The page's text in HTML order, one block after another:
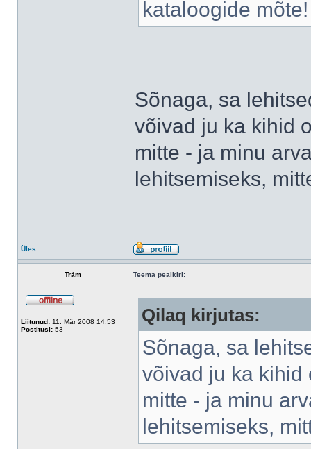
kataloogide
Sõnaga, sa
võivad ju ka kihid
mitte - ja minu
lehitsemiseks,
Üles
Träm Teema pealkiri:
Liitunud: 11. Mär 2008 14:53
Postitusi: 53
Qilaq kirjutas:
Sõnaga, sa
võivad ju ka kihid
mitte - ja minu
lehitsemiseks,